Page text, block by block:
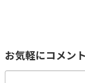
お気軽にコメン